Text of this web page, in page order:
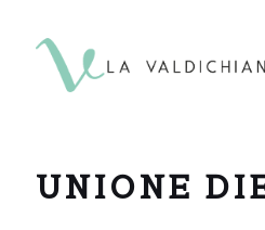
UNIONE